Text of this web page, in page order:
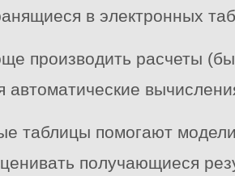
в электронных
производить расчеты
автоматические
таблицы помогают
получающиеся